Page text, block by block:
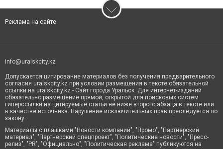
Реклама на сайте
info@uralskcity.kz
Допускается цитирование материалов без получения предварительного
согласия uralskcity.kz при условии размещения в тексте обязательной
ссылки на uralskcity.kz - Сайт города Уральск. Для интернет-изданий
обязательно размещение прямой, открытой для поисковых систем
гиперссылки на цитируемые статьи не ниже второго абзаца в тексте или
в качестве источника. Нарушение исключительных прав преследуется по
закону.
Материалы с плашками "Новости компаний", "Промо", "Партнерский
материал", "Партнерский спецпроект", "Политические новости", "Пресс-
релиз", "PR", "Официально", "Политическая реклама" публикуются на